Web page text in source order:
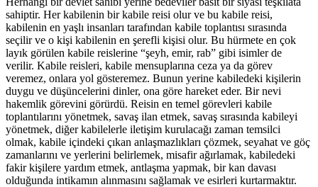
sahiptir. Her kabilenin bir kabile reisi olur ve bu kabile reisi,
kabilenin en yaşlı insanları tarafından kabile toplantısı sırasında
seçilir ve o kişi kabilenin en şerefli kişisi olur. Bu hürmete en çok
layık görülen kabile reislerine “şeyh, emir, rab” gibi isimler de
verilir. Kabile reisleri, kabile mensuplarına ceza ya da görev
veremez, onlara yol gösteremez. Bunun yerine kabiledeki kişilerin
duygu ve düşüncelerini dinler, ona göre hareket eder. Bir nevi
hakemlik görevini görürdü. Reisin en temel görevleri kabile
toplantılarını yönetmek, savaş ilan etmek, savaş sırasında kabileyi
yönetmek, diğer kabilelerle iletişim kurulacağı zaman temsilci
olmak, kabile içindeki çıkan anlaşmazlıkları çözmek, seyahat ve göç
zamanlarını ve yerlerini belirlemek, misafir ağırlamak, kabiledeki
fakir kişilere yardım etmek, antlaşma yapmak, bir kan davası
olduğunda intikamın alınmasını sağlamak ve esirleri kurtarmaktır.